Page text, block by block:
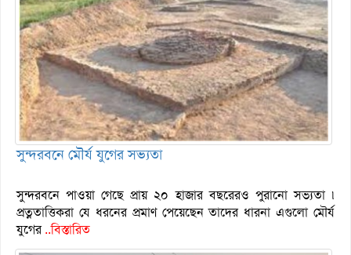
সুন্দরবনে মৌর্য যুগের সভ্যতা
সুন্দরবনে পাওয়া গেছে প্রায় ২০ হাজার বছরেরও পুরানো সভ্যতা ৷
প্রত্নতাত্তিকরা যে ধরনের প্রমাণ পেয়েছেন তাদের ধারনা এগুলো মৌর্য
যুগের..বিস্তারিত